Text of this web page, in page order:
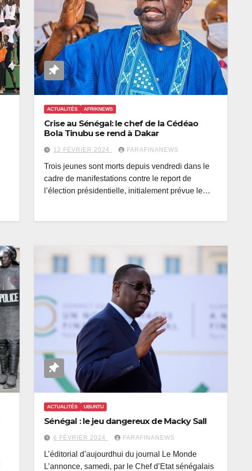
ACTUALITÉS AFRIKNEWS
Crise au Sénégal: le chef de la Cédéao
Bola Tinubu se rend à Dakar
12 FÉVRIER 2024 FARAFINANEWS
Trois jeunes sont morts depuis vendredi dans le
cadre de manifestations contre le report de
l’élection présidentielle, initialement prévue le…
ACTUALITÉS UBUNTU
Sénégal : le jeu dangereux de Macky Sall
6 FÉVRIER 2024 FARAFINANEWS
L’éditorial d’aujourdhui du journal Le Monde
L’annonce, samedi, par le Chef d’Etat sénégalais